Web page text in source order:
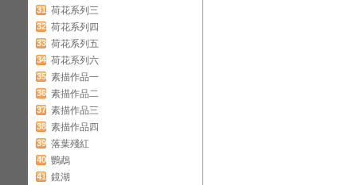
31 荷花系列三
32 荷花系列四
33 荷花系列五
34 荷花系列六
35 素描作品一
36 素描作品二
37 素描作品三
38 素描作品四
39 落葉殘紅
40 鸚鵡
41 鏡湖